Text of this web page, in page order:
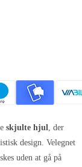
skjulte hjul , der
design. Velegnet
uden at gå på